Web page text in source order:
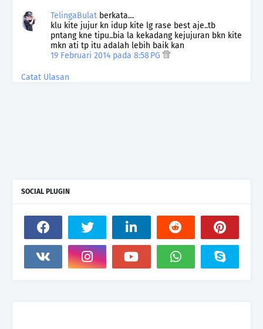
TelingaBulat berkata…
klu kite jujur kn idup kite lg rase best aje..tb
pntang kne tipu..bia la kekadang kejujuran bkn kite
mkn ati tp itu adalah lebih baik kan
19 Februari 2014 pada 8:58 PG
Catat Ulasan
SOCIAL PLUGIN